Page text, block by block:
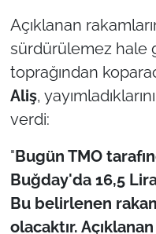
Açıklanan
sürdürülemez hale
toprağından
Aliş,
verdi:
"Bugün TMO
Buğday'da 16,5
Bu belirlenen
olacaktır.